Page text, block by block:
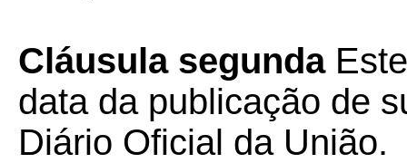
Cláusula segunda
data da publicação de
Diário Oficial da União.